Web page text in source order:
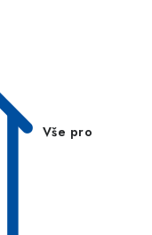
Vše pro